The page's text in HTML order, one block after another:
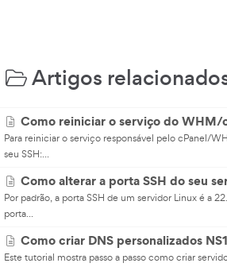
Artigos
Como reiniciar o serviço do WHM/
Para reiniciar o serviço responsável pelo cPanel/
seu SSH:...
Como alterar a porta SSH do seu
Por padrão, a porta SSH de um servidor Linux é a
porta...
Como criar DNS personalizados
Este tutorial mostra passo a passo como criar